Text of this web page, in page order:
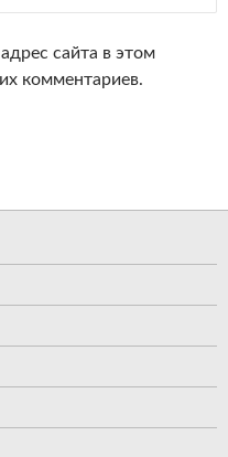
сайта в этом
комментариев.